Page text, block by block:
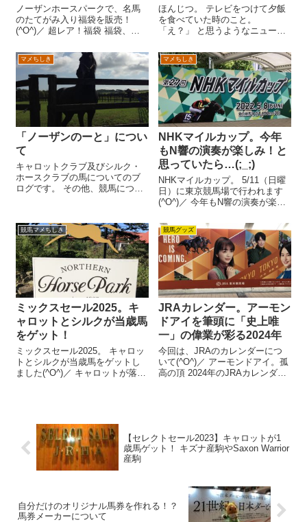
ノーザンホースパークで、名馬
のたてがみ入り福袋を販売！
(^O^)／ 超レア！福袋 福袋、そ
バッグ！ いったいどんな貴重な
品が入っているかというと…。
ノーザンホースパークのサイト
には、こう書かれています。 エ
ピ...
ほんじつ。 テレビをつけて夕飯
を食べていた時のこと。
「え？」 と思うようなニュース
離短縮？ 納豆を一生懸命かきま
ぜていたところ。 テレビからこ
んなニュースが聞こえてきまし
た。 「エリザベス女王杯、距離
短縮...
マメちしき
「ノーザンのーと」につい
て
キャロットクラブ及びシルク・
ホースクラブの馬についてのブ
ログです。 その他、競馬につい
マメちしき
NHKマイルカップ。今年
もN響の演奏が楽しみ！と
思っていたら…(;_;)
NHKマイルカップ。 5/11（日曜
日）に東京競馬場で行われます
(^O^)／ 今年もN響の演奏が楽し
を決める一戦！ ニュージーラン
ドトロフィーや桜花賞など、い
ろんな路線から初対決の馬が集
まるので、予想するのも...
競馬マメちしき
ミックスセール2025。キ
ャロットとシルクが当歳馬
をゲット！
ミックスセール2025。 キャロッ
トとシルクが当歳馬をゲットし
ました(^O^)／ キャロットが落札
ャロットとシル...
競馬グッズ
JRAカレンダー。アーモン
ドアイを筆頭に「史上唯
一」の偉業が彩る2024年
今回は、JRAのカレンダーにつ
いて(^O^)／ アーモンドアイ。孤
高の頂 2024年のJRAカレンダ
【セレクトセール2023】キャロットが1
歳馬ゲット！ キズナ産駒やSaxon Warrior
産駒
自分だけのオリジナル馬券を作れる！？
馬券メーカーについて